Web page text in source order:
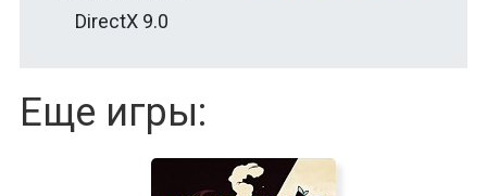
DirectX 9.0
Еще игры: